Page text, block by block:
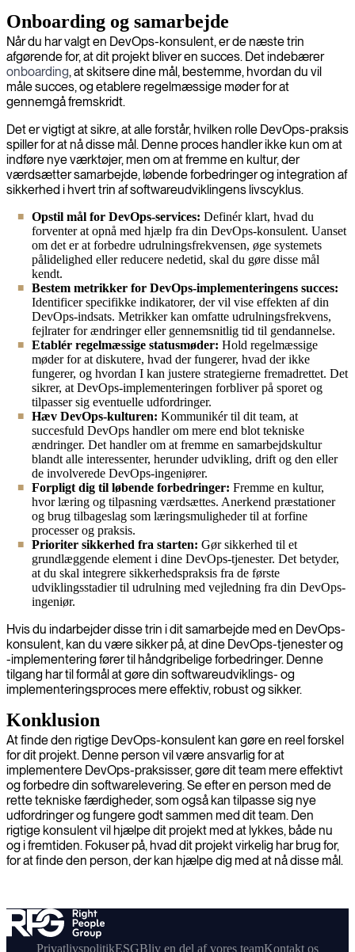
Onboarding og samarbejde
Når du har valgt en DevOps-konsulent, er de næste trin
afgørende for, at dit projekt bliver en succes. Det indebærer
onboarding, at skitsere dine mål, bestemme, hvordan du vil
måle succes, og etablere regelmæssige møder for at
gennemgå fremskridt.
Det er vigtigt at sikre, at alle forstår, hvilken rolle DevOps-praksis
spiller for at nå disse mål. Denne proces handler ikke kun om at
indføre nye værktøjer, men om at fremme en kultur, der
værdsætter samarbejde, løbende forbedringer og integration af
sikkerhed i hvert trin af softwareudviklingens livscyklus.
Opstil mål for DevOps-services: Definér klart, hvad du
forventer at opnå med hjælp fra din DevOps-konsulent. Uanset
om det er at forbedre udrulningsfrekvensen, øge systemets
pålidelighed eller reducere nedetid, skal du gøre disse mål
kendt.
Bestem metrikker for DevOps-implementeringens succes:
Identificer specifikke indikatorer, der vil vise effekten af din
DevOps-indsats. Metrikker kan omfatte udrulningsfrekvens,
fejlrater for ændringer eller gennemsnitlig tid til gendannelse.
Etablér regelmæssige statusmøder: Hold regelmæssige
møder for at diskutere, hvad der fungerer, hvad der ikke
fungerer, og hvordan I kan justere strategierne fremadrettet. Det
sikrer, at DevOps-implementeringen forbliver på sporet og
tilpasser sig eventuelle udfordringer.
Hæv DevOps-kulturen: Kommunikér til dit team, at
succesfuld DevOps handler om mere end blot tekniske
ændringer. Det handler om at fremme en samarbejdskultur
blandt alle interessenter, herunder udvikling, drift og den eller
de involverede DevOps-ingeniører.
Forpligt dig til løbende forbedringer: Fremme en kultur,
hvor læring og tilpasning værdsættes. Anerkend præstationer
og brug tilbageslag som læringsmuligheder til at forfine
processer og praksis.
Prioriter sikkerhed fra starten: Gør sikkerhed til et
grundlæggende element i dine DevOps-tjenester. Det betyder,
at du skal integrere sikkerhedspraksis fra de første
udviklingsstadier til udrulning med vejledning fra din DevOps-
ingeniør.
Hvis du indarbejder disse trin i dit samarbejde med en DevOps-
konsulent, kan du være sikker på, at dine DevOps-tjenester og
-implementering fører til håndgribelige forbedringer. Denne
tilgang har til formål at gøre din softwareudviklings- og
implementeringsproces mere effektiv, robust og sikker.
Konklusion
At finde den rigtige DevOps-konsulent kan gøre en reel forskel
for dit projekt. Denne person vil være ansvarlig for at
implementere DevOps-praksisser, gøre dit team mere effektivt
og forbedre din softwarelevering. Se efter en person med de
rette tekniske færdigheder, som også kan tilpasse sig nye
udfordringer og fungere godt sammen med dit team. Den
rigtige konsulent vil hjælpe dit projekt med at lykkes, både nu
og i fremtiden. Fokuser på, hvad dit projekt virkelig har brug for,
for at finde den person, der kan hjælpe dig med at nå disse mål.
PrivatlivspolitikESGBliv en del af vores teamKontakt os